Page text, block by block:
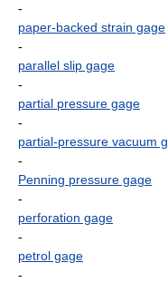
-
paper-backed strain gage
-
parallel slip gage
-
partial pressure gage
-
partial-pressure vacuum
-
Penning pressure gage
-
perforation gage
-
petrol gage
-